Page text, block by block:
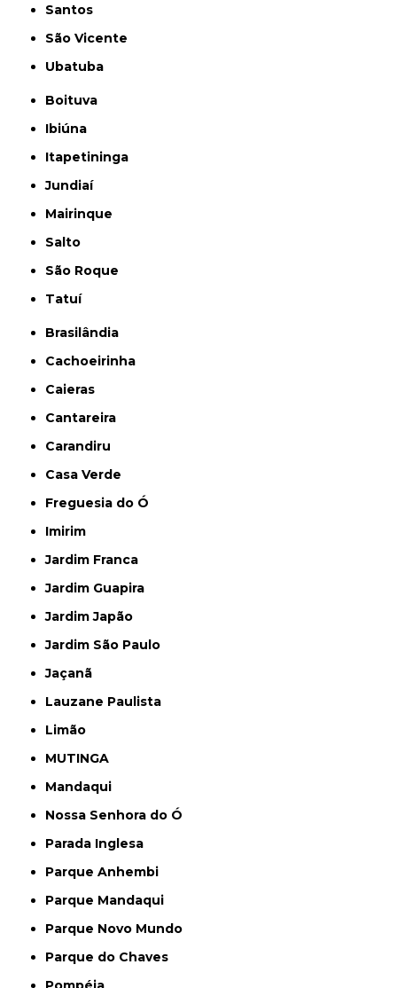
Santos
São Vicente
Ubatuba
Boituva
Ibiúna
Itapetininga
Jundiaí
Mairinque
Salto
São Roque
Tatuí
Brasilândia
Cachoeirinha
Caieras
Cantareira
Carandiru
Casa Verde
Freguesia do Ó
Imirim
Jardim Franca
Jardim Guapira
Jardim Japão
Jardim São Paulo
Jaçanã
Lauzane Paulista
Limão
MUTINGA
Mandaqui
Nossa Senhora do Ó
Parada Inglesa
Parque Anhembi
Parque Mandaqui
Parque Novo Mundo
Parque do Chaves